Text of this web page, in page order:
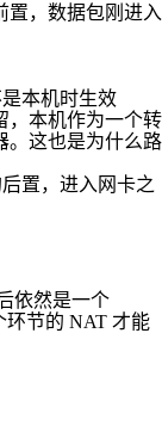
置，数据包刚进入
本机时生效
，本机作为一个转
。这也是为什么路
置，进入网卡之
依然是一个
环节的 NAT 才能